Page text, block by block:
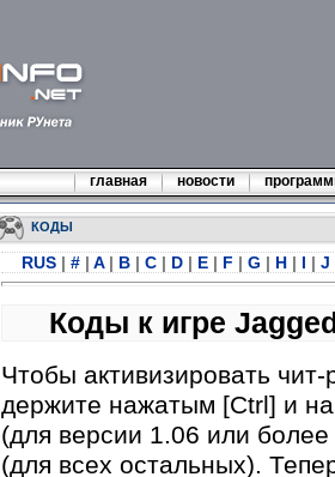
главная новости
КОДЫ
RUS | # | A | B | C | D | E | F | G | H | I | J
Коды к игре
Чтобы активизировать
держите нажатым [Ctrl] и
(для версии 1.06 или
(для всех остальных).